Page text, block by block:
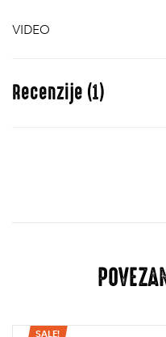
VIDEO
Recenzije (1)
SALE!